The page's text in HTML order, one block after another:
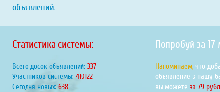
объявлений.
Статистика системы:
Всего досок объявлений: 405
Участников системы: 494082
Сегодня новых: 769
Попробуй за 17
Напоминаем, что
объявление в нашу
вы можете за 79